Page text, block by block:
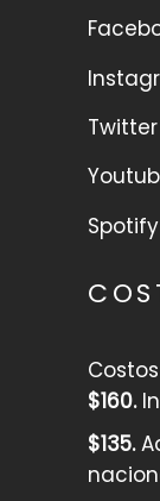
Twitter
Spotify
Costos
$160.
$135.